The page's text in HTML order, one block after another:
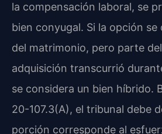
la compensación laboral, se
bien conyugal. Si la opción
del matrimonio, pero parte
adquisición transcurrió
se considera un bien híbrido.
20-107.3(A), el tribunal debe
porción corresponde al